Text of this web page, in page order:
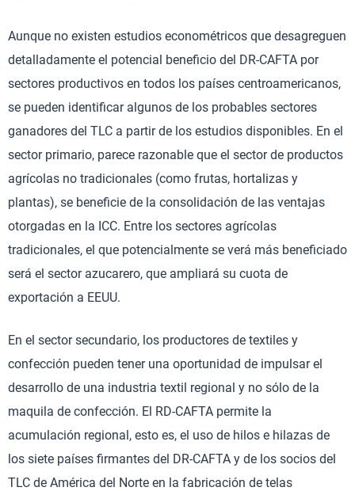
Aunque no existen estudios econométricos que desagreguen
detalladamente el potencial beneficio del DR-CAFTA por
sectores productivos en todos los países centroamericanos,
se pueden identificar algunos de los probables sectores
ganadores del TLC a partir de los estudios disponibles. En el
sector primario, parece razonable que el sector de productos
agrícolas no tradicionales (como frutas, hortalizas y
plantas), se beneficie de la consolidación de las ventajas
otorgadas en la ICC. Entre los sectores agrícolas
tradicionales, el que potencialmente se verá más beneficiado
será el sector azucarero, que ampliará su cuota de
exportación a EEUU.
En el sector secundario, los productores de textiles y
confección pueden tener una oportunidad de impulsar el
desarrollo de una industria textil regional y no sólo de la
maquila de confección. El RD-CAFTA permite la
acumulación regional, esto es, el uso de hilos e hilazas de
los siete países firmantes del DR-CAFTA y de los socios del
TLC de América del Norte en la fabricación de telas